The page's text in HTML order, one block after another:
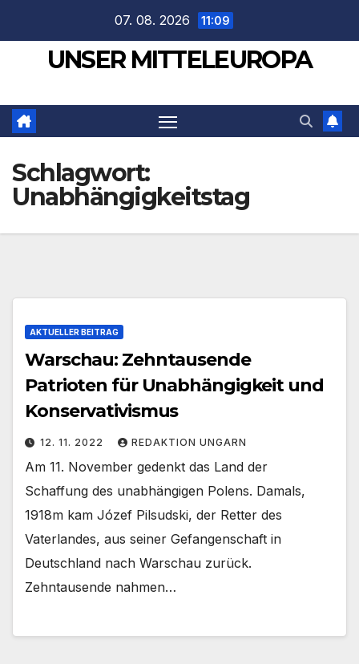
springen
07. 08. 2026 11:09
UNSER MITTELEUROPA
Schlagwort:
Unabhängigkeitstag
AKTUELLER BEITRAG
Warschau: Zehntausende
Patrioten für Unabhängigkeit und
Konservativismus
12. 11. 2022 REDAKTION UNGARN
Am 11. November gedenkt das Land der
Schaffung des unabhängigen Polens. Damals,
1918m kam Józef Pilsudski, der Retter des
Vaterlandes, aus seiner Gefangenschaft in
Deutschland nach Warschau zurück.
Zehntausende nahmen…